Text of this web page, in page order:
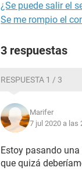
¿Se puede salir el
Se me rompio el
3 respuestas
RESPUESTA 1 / 3
Marifer
7 jul 2020 a las
Estoy pasando
que quizá